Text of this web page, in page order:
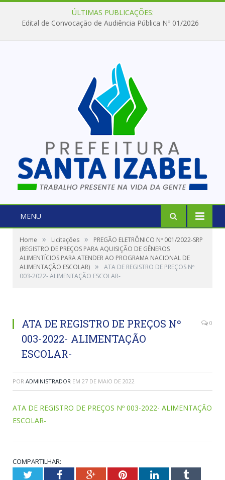
ÚLTIMAS PUBLICAÇÕES:
Edital de Convocação de Audiência Pública Nº 01/2026
MENU
Home » Licitações »
PREGÃO ELETRÔNICO Nº 001/2022-SRP
(REGISTRO DE PREÇOS PARA AQUISIÇÃO DE GÊNEROS
ALIMENTÍCIOS PARA ATENDER AO PROGRAMA NACIONAL DE
ALIMENTAÇÃO ESCOLAR) »
ATA DE REGISTRO DE PREÇOS Nº
003-2022- ALIMENTAÇÃO ESCOLAR-
ATA DE REGISTRO DE PREÇOS Nº
003-2022- ALIMENTAÇÃO
ESCOLAR-
0
POR ADMINISTRADOR EM 27 DE MAIO DE 2022
ATA DE REGISTRO DE PREÇOS Nº 003-2022- ALIMENTAÇÃO
ESCOLAR-
COMPARTILHAR:
TwitterFacebookGoogle+PinterestLinkedInTumblr